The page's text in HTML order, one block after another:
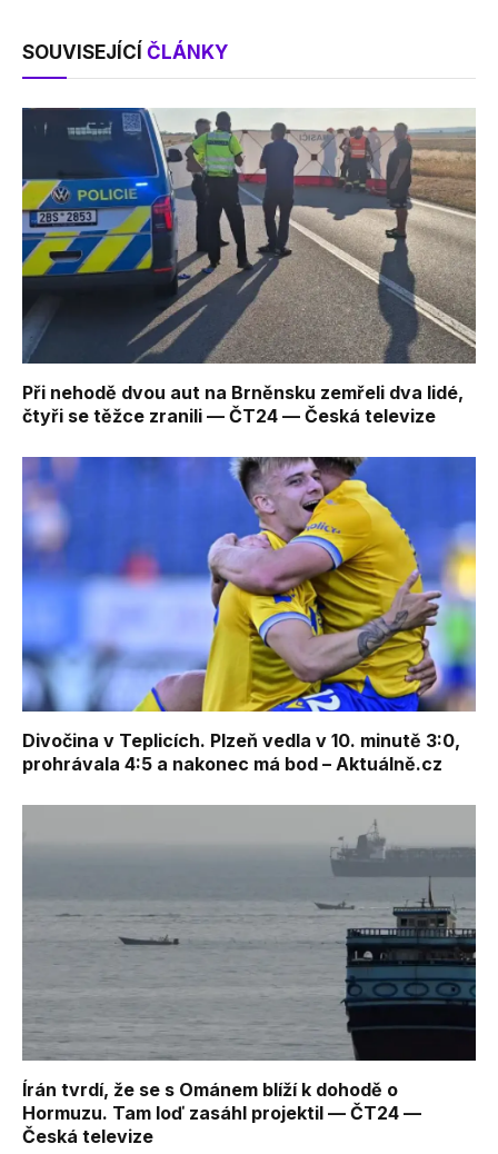
SOUVISEJÍCÍ ČLÁNKY
Při nehodě dvou aut na Brněnsku zemřeli dva lidé,
čtyři se těžce zranili — ČT24 — Česká televize
Divočina v Teplicích. Plzeň vedla v 10. minutě 3:0,
prohrávala 4:5 a nakonec má bod – Aktuálně.cz
Írán tvrdí, že se s Ománem blíží k dohodě o
Hormuzu. Tam loď zasáhl projektil — ČT24 —
Česká televize